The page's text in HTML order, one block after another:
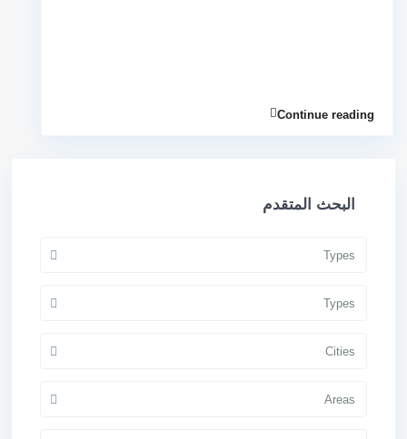
Continue reading
البحث المتقدم
Types
Types
Cities
Areas